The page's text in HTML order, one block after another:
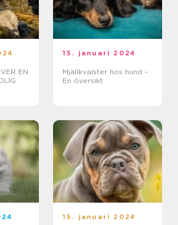
EN
15. januari 2024
Mjällkvalster hos hund –
En översikt
15. januari 2024